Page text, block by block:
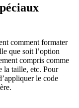
comment formater
que soit l’option
compris comme
la taille, etc. Pour
le code